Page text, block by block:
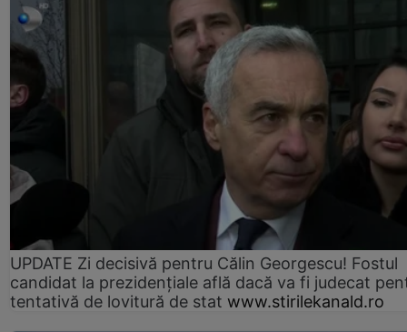
UPDATE Zi decisivă pentru Călin Georgescu! Fostul
candidat la prezidențiale află dacă va fi judecat
tentativă de lovitură de stat www.stirilekanald.ro